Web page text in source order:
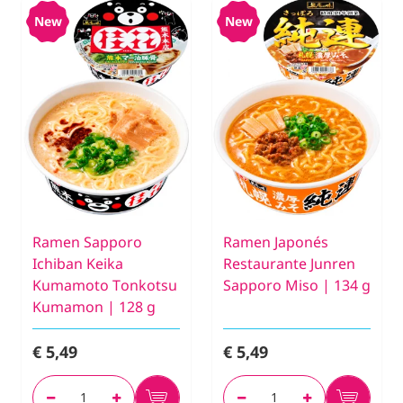
New
Ramen Sapporo
Ichiban Keika
Kumamoto Tonkotsu
Kumamon | 128 g
€ 5,49
New
Ramen Japonés
Restaurante Junren
Sapporo Miso | 134 g
€ 5,49